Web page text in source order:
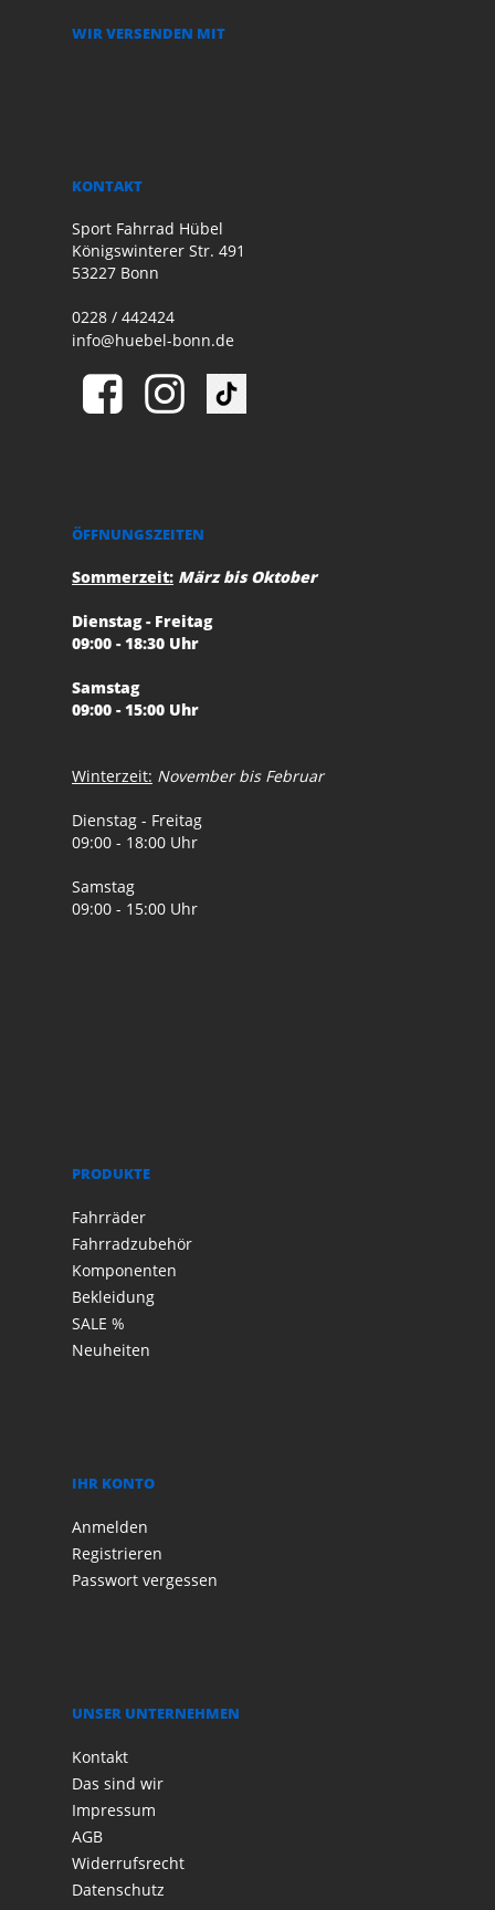
WIR VERSENDEN MIT
KONTAKT
Sport Fahrrad Hübel
Königswinterer Str. 491
53227 Bonn
0228 / 442424
info@huebel-bonn.de
ÖFFNUNGSZEITEN
Sommerzeit: März bis Oktober
Dienstag - Freitag
09:00 - 18:30 Uhr
Samstag
09:00 - 15:00 Uhr
Winterzeit: November bis Februar
Dienstag - Freitag
09:00 - 18:00 Uhr
Samstag
09:00 - 15:00 Uhr
PRODUKTE
Fahrräder
Fahrradzubehör
Komponenten
Bekleidung
SALE %
Neuheiten
IHR KONTO
Anmelden
Registrieren
Passwort vergessen
UNSER UNTERNEHMEN
Kontakt
Das sind wir
Impressum
AGB
Widerrufsrecht
Datenschutz